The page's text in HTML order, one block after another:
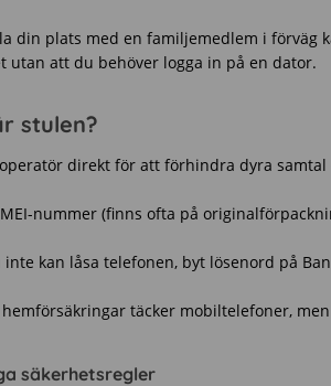
din plats med en familjemedlem i förväg
att du behöver logga in på en dator.
stulen?
direkt för att förhindra dyra samtal
nummer (finns ofta på
inte kan låsa telefonen, byt lösenord på
täcker mobiltelefoner,
säkerhetsregler